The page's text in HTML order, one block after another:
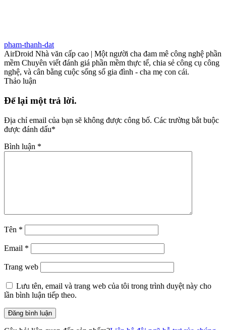
pham-thanh-dat
AirDroid Nhà văn cấp cao | Một người cha đam mê công nghệ phần
mềm Chuyên viết đánh giá phần mềm thực tế, chia sẻ công cụ công
nghệ, và cân bằng cuộc sống số gia đình - cha mẹ con cái.
Thảo luận
Để lại một trả lời.
Địa chỉ email của bạn sẽ không được công bố. Các trường bắt buộc
được đánh dấu*
Bình luận *
Tên *
Email *
Trang web
Lưu tên, email và trang web của tôi trong trình duyệt này cho
lần bình luận tiếp theo.